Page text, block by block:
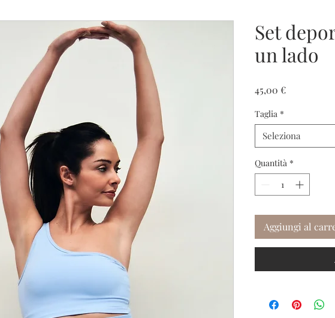
Set
un lado
45,00 €Prezzo
Taglia *
Seleziona
Quantità *
Aggiungi al